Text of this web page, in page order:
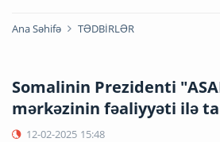
Ana Səhifə TƏDBİRLƏR
Somalinin Prezidenti
mərkəzinin fəaliyyəti ilə
12-02-2025 15:48